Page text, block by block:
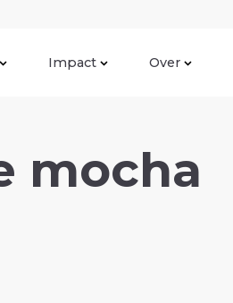
Impact Over
mocha